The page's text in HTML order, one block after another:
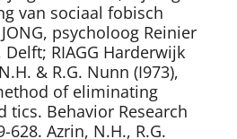
van sociaal fobisch
psycholoog Reinier
RIAGG Harderwijk
& R.G. Nunn (I973),
of eliminating
tics. Behavior Research
628. Azrin, N.H., R.G.